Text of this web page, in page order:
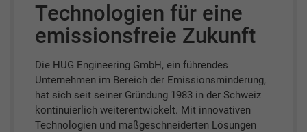
Technologien für eine
emissionsfreie Zukunft
Die HUG Engineering GmbH, ein führendes
Unternehmen im Bereich der Emissionsminderung,
hat sich seit seiner Gründung 1983 in der Schweiz
kontinuierlich weiterentwickelt. Mit innovativen
Technologien und maßgeschneiderten Lösungen